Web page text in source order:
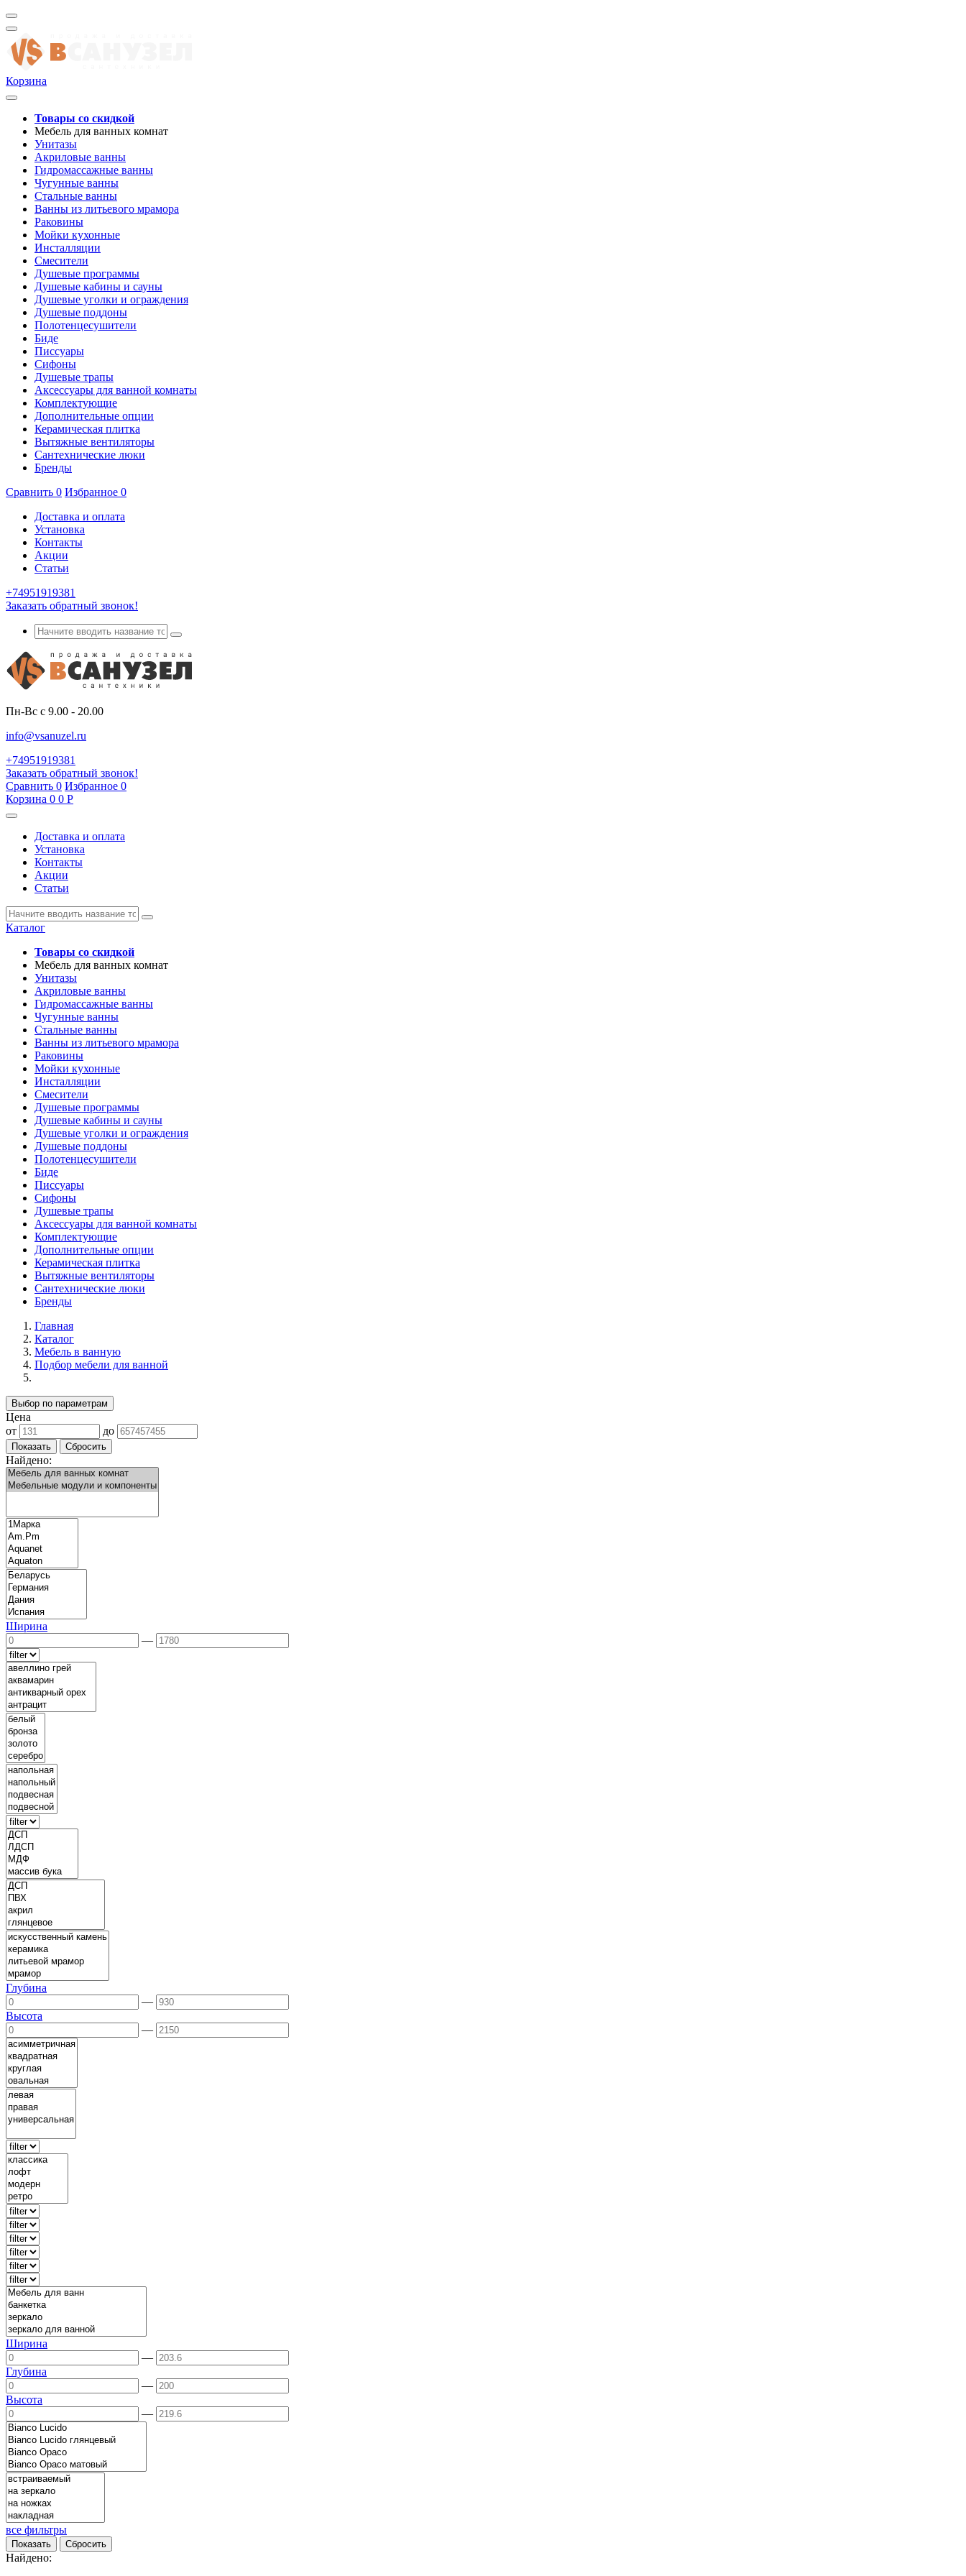
Корзина
Товары со скидкой
Мебель для ванных комнат
Унитазы
Акриловые ванны
Гидромассажные ванны
Чугунные ванны
Стальные ванны
Ванны из литьевого мрамора
Раковины
Мойки кухонные
Инсталляции
Смесители
Душевые программы
Душевые кабины и сауны
Душевые уголки и ограждения
Душевые поддоны
Полотенцесушители
Биде
Писсуары
Сифоны
Душевые трапы
Аксессуары для ванной комнаты
Комплектующие
Дополнительные опции
Керамическая плитка
Вытяжные вентиляторы
Сантехнические люки
Бренды
Сравнить 0 Избранное 0
Доставка и оплата
Установка
Контакты
Акции
Статьи
+74951919381
Заказать обратный звонок!
Пн-Вс с 9.00 - 20.00
info@vsanuzel.ru
+74951919381
Заказать обратный звонок!
Сравнить 0 Избранное 0
Корзина 0 0 Р
Доставка и оплата
Установка
Контакты
Акции
Статьи
Каталог
Товары со скидкой
Мебель для ванных комнат
Унитазы
Акриловые ванны
Гидромассажные ванны
Чугунные ванны
Стальные ванны
Ванны из литьевого мрамора
Раковины
Мойки кухонные
Инсталляции
Смесители
Душевые программы
Душевые кабины и сауны
Душевые уголки и ограждения
Душевые поддоны
Полотенцесушители
Биде
Писсуары
Сифоны
Душевые трапы
Аксессуары для ванной комнаты
Комплектующие
Дополнительные опции
Керамическая плитка
Вытяжные вентиляторы
Сантехнические люки
Бренды
Главная
Каталог
Мебель в ванную
Подбор мебели для ванной
Выбор по параметрам
Цена
от
до
Найдено:
Ширина
—
Глубина
—
Высота
—
Ширина
—
Глубина
—
Высота
—
все фильтры
Найдено: